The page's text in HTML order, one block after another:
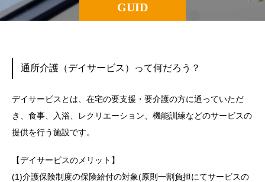
GUID
通所介護（デイサービス）って何だろう？
デイサービスとは、在宅の要支援・要介護の方に通っていただ
き、食事、入浴、レクリエーション、機能訓練などのサービスの
提供を行う施設です。
【デイサービスのメリット】
(1)介護保険制度の保険給付の対象(原則一割負担にてサービスの